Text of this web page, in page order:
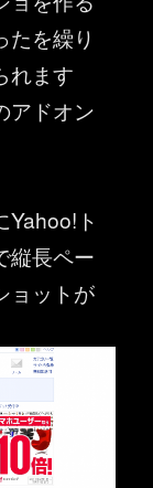
たを繰り
れます
アドオン
Yahoo!ト
縦長ペー
ョットが